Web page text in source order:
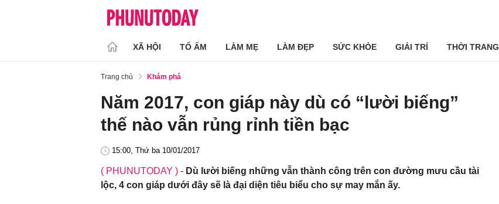
XÃ HỘI TỔ ẤM LÀM MẸ LÀM ĐẸP SỨC KHỎE GIẢI TRÍ THỜI TRANG
Trang chủ Khám phá
Năm 2017, con giáp này dù có “lười biếng”
thế nào vẫn rủng rỉnh tiền bạc
15:00, Thứ ba 10/01/2017
( PHUNUTODAY ) - Dù lười biếng những vẫn thành công trên con đường mưu cầu tài
lộc, 4 con giáp dưới đây sẽ là đại diện tiêu biểu cho sự may mắn ấy.